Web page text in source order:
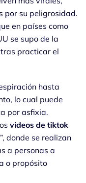
por su peligrosidad.
en países como
se supo de la
practicar el
hasta
lo cual puede
por asfixia.
videos de tiktok
donde se realizan
a personas a
o propósito